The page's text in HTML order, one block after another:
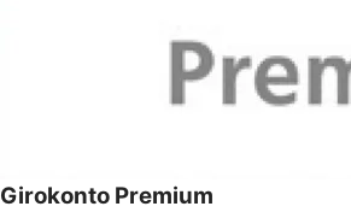
Girokonto Premium